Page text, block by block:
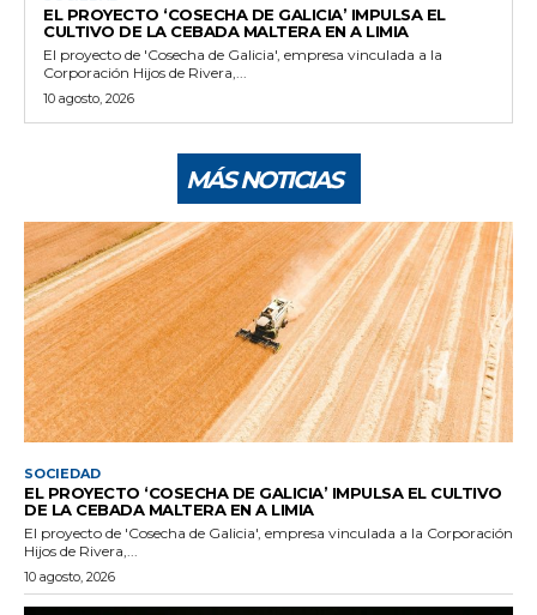
EL PROYECTO ‘COSECHA DE GALICIA’ IMPULSA EL
CULTIVO DE LA CEBADA MALTERA EN A LIMIA
El proyecto de 'Cosecha de Galicia', empresa vinculada a la
Corporación Hijos de Rivera,...
10 agosto, 2026
MÁS NOTICIAS
SOCIEDAD
EL PROYECTO ‘COSECHA DE GALICIA’ IMPULSA EL CULTIVO
DE LA CEBADA MALTERA EN A LIMIA
El proyecto de 'Cosecha de Galicia', empresa vinculada a la Corporación
Hijos de Rivera,...
10 agosto, 2026